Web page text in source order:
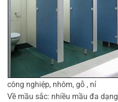
công nghiệp, nhôm, gỗ , nỉ
Về mầu sắc: nhiều mầu đa dạng